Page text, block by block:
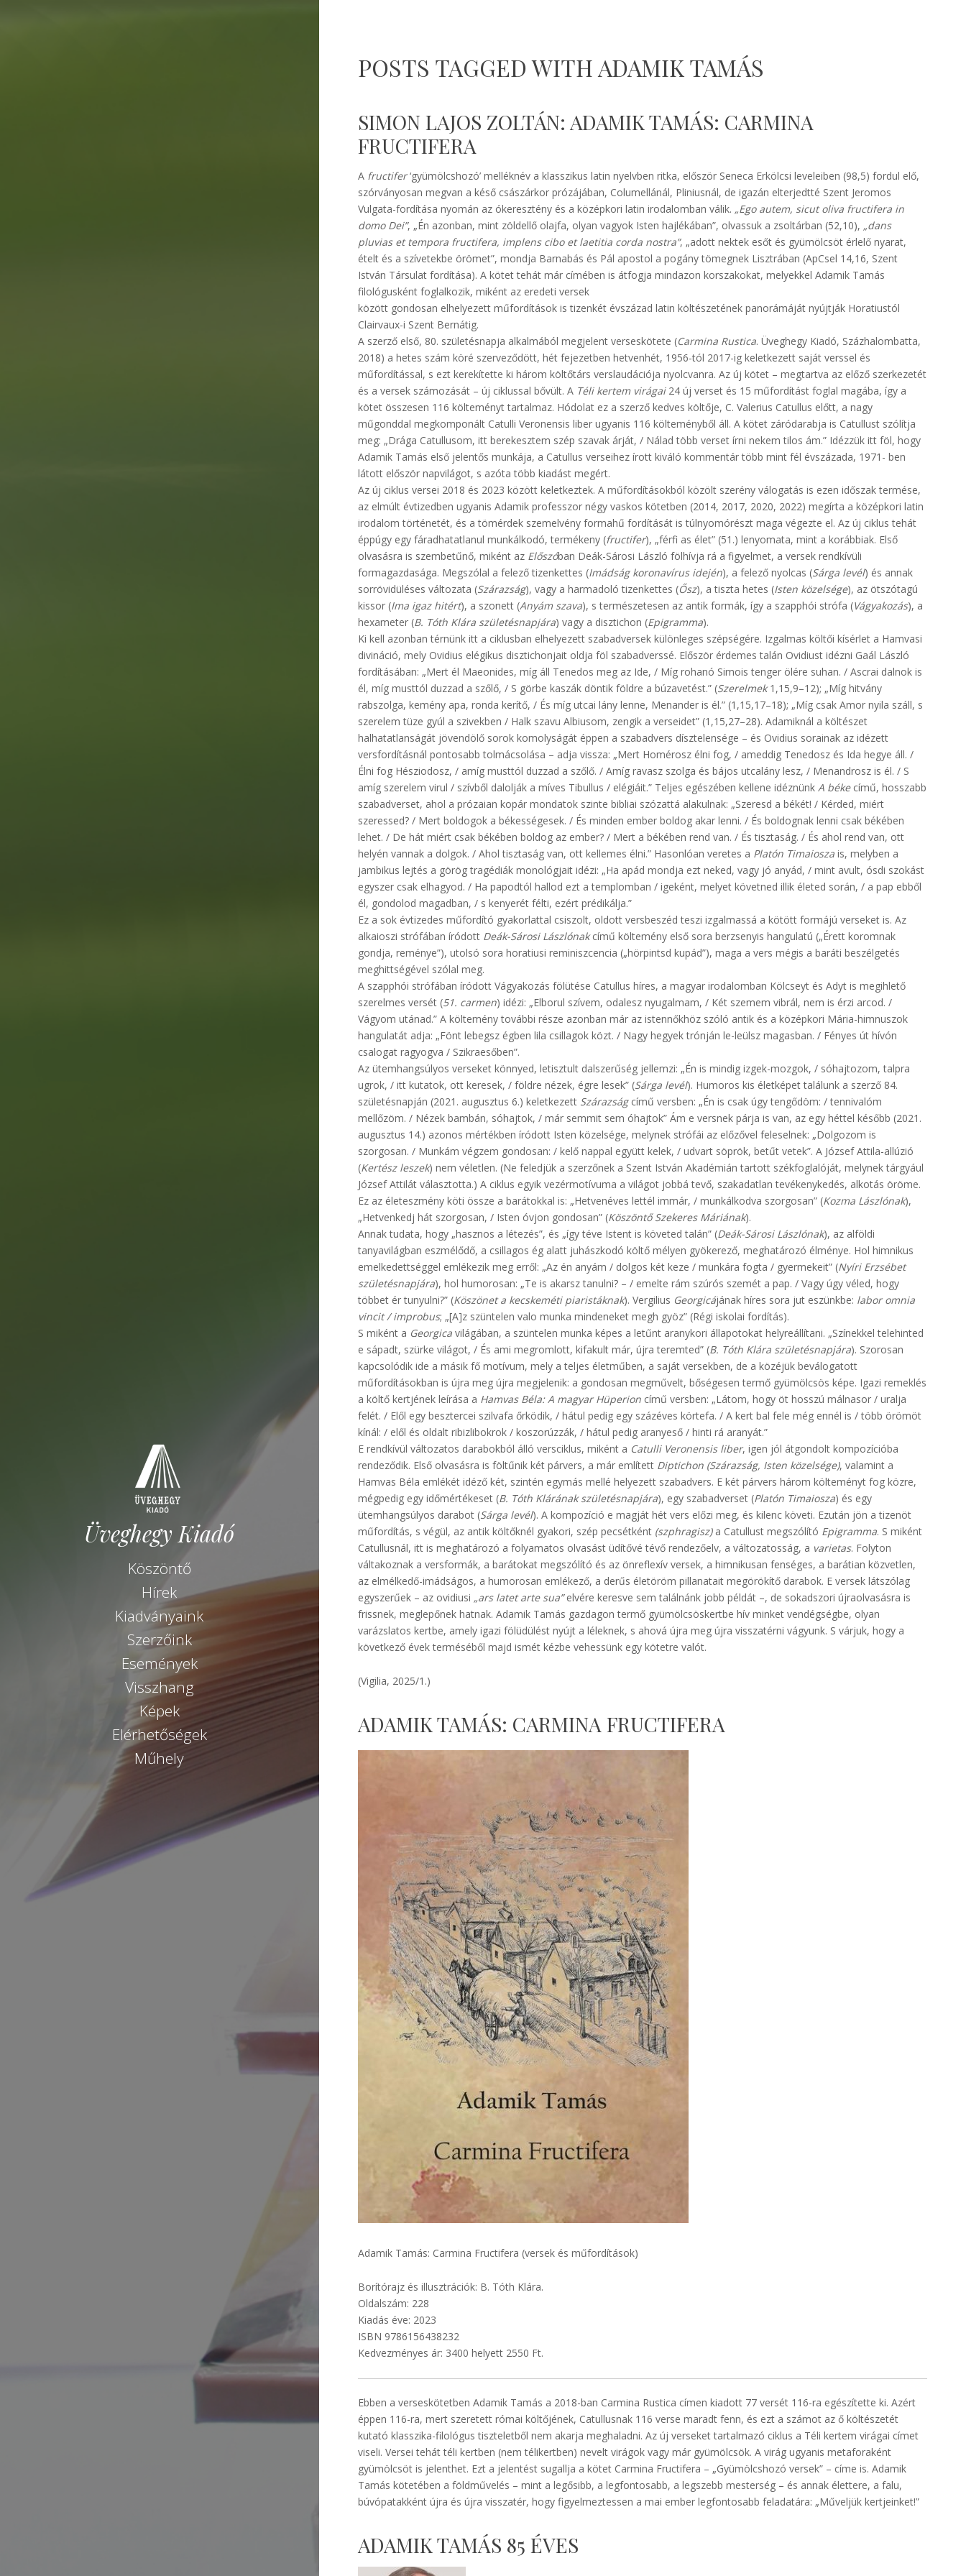
Üveghegy Kiadó
Köszöntő
Hírek
Kiadványaink
Szerzőink
Események
Visszhang
Képek
Elérhetőségek
Műhely
POSTS TAGGED WITH ADAMIK TAMÁS
SIMON LAJOS ZOLTÁN: ADAMIK TAMÁS: CARMINA
FRUCTIFERA
A fructifer‘gyümölcshozó’ melléknév a klasszikus latin nyelvben ritka, először Seneca Erkölcsi leveleiben (98,5) fordul elő,
szórványosan megvan a késő császárkor prózájában, Columellánál, Pliniusnál, de igazán elterjedtté Szent Jeromos
Vulgata-fordítása nyomán az ókeresztény és a középkori latin irodalomban válik. „Ego autem, sicut oliva fructifera in
domo Dei”, „Én azonban, mint zöldellő olajfa, olyan vagyok Isten hajlékában”, olvassuk a zsoltárban (52,10), „dans
pluvias et tempora fructifera, implens cibo et laetitia corda nostra”, „adott nektek esőt és gyümölcsöt érlelő nyarat,
ételt és a szívetekbe örömet”, mondja Barnabás és Pál apostol a pogány tömegnek Lisztrában (ApCsel 14,16, Szent
István Társulat fordítása). A kötet tehát már címében is átfogja mindazon korszakokat, melyekkel Adamik Tamás
filológusként foglalkozik, miként az eredeti versek
között gondosan elhelyezett műfordítások is tizenkét évszázad latin költészetének panorámáját nyújtják Horatiustól
Clairvaux-i Szent Bernátig.
A szerző első, 80. születésnapja alkalmából megjelent verseskötete (Carmina Rustica. Üveghegy Kiadó, Százhalombatta,
2018) a hetes szám köré szerveződött, hét fejezetben hetvenhét, 1956-tól 2017-ig keletkezett saját verssel és
műfordítással, s ezt kerekítette ki három költőtárs verslaudációja nyolcvanra. Az új kötet – megtartva az előző szerkezetét
és a versek számozását – új ciklussal bővült. A Téli kertem virágai24 új verset és 15 műfordítást foglal magába, így a
kötet összesen 116 költeményt tartalmaz. Hódolat ez a szerző kedves költője, C. Valerius Catullus előtt, a nagy
műgonddal megkomponált Catulli Veronensis liber ugyanis 116 költeményből áll. A kötet záródarabja is Catullust szólítja
meg: „Drága Catullusom, itt berekesztem szép szavak árját, / Nálad több verset írni nekem tilos ám.” Idézzük itt föl, hogy
Adamik Tamás első jelentős munkája, a Catullus verseihez írott kiváló kommentár több mint fél évszázada, 1971- ben
látott először napvilágot, s azóta több kiadást megért.
Az új ciklus versei 2018 és 2023 között keletkeztek. A műfordításokból közölt szerény válogatás is ezen időszak termése,
az elmúlt évtizedben ugyanis Adamik professzor négy vaskos kötetben (2014, 2017, 2020, 2022) megírta a középkori latin
irodalom történetét, és a tömérdek szemelvény formahű fordítását is túlnyomórészt maga végezte el. Az új ciklus tehát
éppúgy egy fáradhatatlanul munkálkodó, termékeny (fructifer), „férfi as élet” (51.) lenyomata, mint a korábbiak. Első
olvasásra is szembetűnő, miként az Előszóban Deák-Sárosi László fölhívja rá a figyelmet, a versek rendkívüli
formagazdasága. Megszólal a felező tizenkettes (Imádság koronavírus idején), a felező nyolcas (Sárga levél) és annak
sorrövidüléses változata (Szárazság), vagy a harmadoló tizenkettes (Ősz), a tiszta hetes (Isten közelsége), az ötszótagú
kissor (Ima igaz hitért), a szonett (Anyám szava), s természetesen az antik formák, így a szapphói strófa (Vágyakozás), a
hexameter (B. Tóth Klára születésnapjára) vagy a disztichon (Epigramma).
Ki kell azonban térnünk itt a ciklusban elhelyezett szabadversek különleges szépségére. Izgalmas költői kísérlet a Hamvasi
divináció, mely Ovidius elégikus disztichonjait oldja föl szabadverssé. Először érdemes talán Ovidiust idézni Gaál László
fordításában: „Mert él Maeonides, míg áll Tenedos meg az Ide, / Míg rohanó Simois tenger ölére suhan. / Ascrai dalnok is
él, míg musttól duzzad a szőlő, / S görbe kaszák döntik földre a búzavetést.” (Szerelmek1,15,9–12); „Míg hitvány
rabszolga, kemény apa, ronda kerítő, / És míg utcai lány lenne, Menander is él.” (1,15,17–18); „Míg csak Amor nyila száll, s
szerelem tüze gyúl a szivekben / Halk szavu Albiusom, zengik a verseidet” (1,15,27–28). Adamiknál a költészet
halhatatlanságát jövendölő sorok komolyságát éppen a szabadvers dísztelensége – és Ovidius sorainak az idézett
versfordításnál pontosabb tolmácsolása – adja vissza: „Mert Homérosz élni fog, / ameddig Tenedosz és Ida hegye áll. /
Élni fog Hésziodosz, / amíg musttól duzzad a szőlő. / Amíg ravasz szolga és bájos utcalány lesz, / Menandrosz is él. / S
amíg szerelem virul / szívből dalolják a míves Tibullus / elégiáit.” Teljes egészében kellene idéznünk A béke című, hosszabb
szabadverset, ahol a prózaian kopár mondatok szinte bibliai szózattá alakulnak: „Szeresd a békét! / Kérded, miért
szeressed? / Mert boldogok a békességesek. / És minden ember boldog akar lenni. / És boldognak lenni csak békében
lehet. / De hát miért csak békében boldog az ember? / Mert a békében rend van. / És tisztaság. / És ahol rend van, ott
helyén vannak a dolgok. / Ahol tisztaság van, ott kellemes élni.” Hasonlóan veretes a Platón Timaioszais, melyben a
jambikus lejtés a görög tragédiák monológjait idézi: „Ha apád mondja ezt neked, vagy jó anyád, / mint avult, ósdi szokást
egyszer csak elhagyod. / Ha papodtól hallod ezt a templomban / igeként, melyet követned illik életed során, / a pap ebből
él, gondolod magadban, / s kenyerét félti, ezért prédikálja.”
Ez a sok évtizedes műfordító gyakorlattal csiszolt, oldott versbeszéd teszi izgalmassá a kötött formájú verseket is. Az
alkaioszi strófában íródott Deák-Sárosi Lászlónakcímű költemény első sora berzsenyis hangulatú („Érett koromnak
gondja, reménye”), utolsó sora horatiusi reminiszcencia („hörpintsd kupád”), maga a vers mégis a baráti beszélgetés
meghittségével szólal meg.
A szapphói strófában íródott Vágyakozás fölütése Catullus híres, a magyar irodalomban Kölcseyt és Adyt is megihlető
szerelmes versét (51. carmen) idézi: „Elborul szívem, odalesz nyugalmam, / Két szemem vibrál, nem is érzi arcod. /
Vágyom utánad.” A költemény további része azonban már az istennőkhöz szóló antik és a középkori Mária-himnuszok
hangulatát adja: „Fönt lebegsz égben lila csillagok közt. / Nagy hegyek trónján le-leülsz magasban. / Fényes út hívón
csalogat ragyogva / Szikraesőben”.
Az ütemhangsúlyos verseket könnyed, letisztult dalszerűség jellemzi: „Én is mindig izgek-mozgok, / sóhajtozom, talpra
ugrok, / itt kutatok, ott keresek, / földre nézek, égre lesek” (Sárga levél). Humoros kis életképet találunk a szerző 84.
születésnapján (2021. augusztus 6.) keletkezett Szárazság című versben: „Én is csak úgy tengődöm: / tennivalóm
mellőzöm. / Nézek bambán, sóhajtok, / már semmit sem óhajtok” Ám e versnek párja is van, az egy héttel később (2021.
augusztus 14.) azonos mértékben íródott Isten közelsége, melynek strófái az előzővel feleselnek: „Dolgozom is
szorgosan. / Munkám végzem gondosan: / kelő nappal együtt kelek, / udvart söprök, betűt vetek”. A József Attila-allúzió
(Kertész leszek) nem véletlen. (Ne feledjük a szerzőnek a Szent István Akadémián tartott székfoglalóját, melynek tárgyául
József Attilát választotta.) A ciklus egyik vezérmotívuma a világot jobbá tevő, szakadatlan tevékenykedés, alkotás öröme.
Ez az életeszmény köti össze a barátokkal is: „Hetvenéves lettél immár, / munkálkodva szorgosan” (Kozma Lászlónak),
„Hetvenkedj hát szorgosan, / Isten óvjon gondosan” (Köszöntő Szekeres Máriának).
Annak tudata, hogy „hasznos a létezés”, és „így téve Istent is követed talán” (Deák-Sárosi Lászlónak), az alföldi
tanyavilágban eszmélődő, a csillagos ég alatt juhászkodó költő mélyen gyökerező, meghatározó élménye. Hol himnikus
emelkedettséggel emlékezik meg erről: „Az én anyám / dolgos két keze / munkára fogta / gyermekeit” (Nyíri Erzsébet
születésnapjára), hol humorosan: „Te is akarsz tanulni? – / emelte rám szúrós szemét a pap. / Vagy úgy véled, hogy
többet ér tunyulni?” (Köszönet a kecskeméti piaristáknak). Vergilius Georgicájának híres sora jut eszünkbe: labor omnia
vincit / improbus; „[A]z szüntelen valo munka mindeneket megh gyöz” (Régi iskolai fordítás).
S miként a Georgica világában, a szüntelen munka képes a letűnt aranykori állapotokat helyreállítani. „Színekkel telehinted
e sápadt, szürke világot, / És ami megromlott, kifakult már, újra teremted” (B. Tóth Klára születésnapjára). Szorosan
kapcsolódik ide a másik fő motívum, mely a teljes életműben, a saját versekben, de a közéjük beválogatott
műfordításokban is újra meg újra megjelenik: a gondosan megművelt, bőségesen termő gyümölcsös képe. Igazi remeklés
a költő kertjének leírása a Hamvas Béla: A magyar Hüperioncímű versben: „Látom, hogy öt hosszú málnasor / uralja
felét. / Elől egy besztercei szilvafa őrködik, / hátul pedig egy százéves körtefa. / A kert bal fele még ennél is / több örömöt
kínál: / elől és oldalt ribizlibokrok / koszorúzzák, / hátul pedig aranyeső / hinti rá aranyát.”
E rendkívül változatos darabokból álló versciklus, miként a Catulli Veronensis liber, igen jól átgondolt kompozícióba
rendeződik. Első olvasásra is föltűnik két párvers, a már említett Diptichon (Szárazság, Isten közelsége), valamint a
Hamvas Béla emlékét idéző két, szintén egymás mellé helyezett szabadvers. E két párvers három költeményt fog közre,
mégpedig egy időmértékeset (B. Tóth Klárának születésnapjára), egy szabadverset (Platón Timaiosza) és egy
ütemhangsúlyos darabot (Sárga levél). A kompozíció e magját hét vers előzi meg, és kilenc követi. Ezután jön a tizenöt
műfordítás, s végül, az antik költőknél gyakori, szép pecsétként (szphragisz)a Catullust megszólító Epigramma. S miként
Catullusnál, itt is meghatározó a folyamatos olvasást üdítővé tévő rendezőelv, a változatosság, a varietas. Folyton
váltakoznak a versformák, a barátokat megszólító és az önreflexív versek, a himnikusan fenséges, a barátian közvetlen,
az elmélkedő-imádságos, a humorosan emlékező, a derűs életöröm pillanatait megörökítő darabok. E versek látszólag
egyszerűek – az ovidiusi „ars latet arte sua”elvére keresve sem találnánk jobb példát –, de sokadszori újraolvasásra is
frissnek, meglepőnek hatnak. Adamik Tamás gazdagon termő gyümölcsöskertbe hív minket vendégségbe, olyan
varázslatos kertbe, amely igazi fölüdülést nyújt a léleknek, s ahová újra meg újra visszatérni vágyunk. S várjuk, hogy a
következő évek terméséből majd ismét kézbe vehessünk egy kötetre valót.
(Vigilia, 2025/1.)
ADAMIK TAMÁS: CARMINA FRUCTIFERA
Adamik Tamás: Carmina Fructifera (versek és műfordítások)
Borítórajz és illusztrációk: B. Tóth Klára.
Oldalszám: 228
Kiadás éve: 2023
ISBN 9786156438232
Kedvezményes ár: 3400 helyett 2550 Ft.
Ebben a verseskötetben Adamik Tamás a 2018-ban Carmina Rustica címen kiadott 77 versét 116-ra egészítette ki. Azért
éppen 116-ra, mert szeretett római költőjének, Catullusnak 116 verse maradt fenn, és ezt a számot az ő költészetét
kutató klasszika-filológus tiszteletből nem akarja meghaladni. Az új verseket tartalmazó ciklus a Téli kertem virágai címet
viseli. Versei tehát téli kertben (nem télikertben) nevelt virágok vagy már gyümölcsök. A virág ugyanis metaforaként
gyümölcsöt is jelenthet. Ezt a jelentést sugallja a kötet Carmina Fructifera – „Gyümölcshozó versek” – címe is. Adamik
Tamás kötetében a földművelés – mint a legősibb, a legfontosabb, a legszebb mesterség – és annak élettere, a falu,
búvópatakként újra és újra visszatér, hogy figyelmeztessen a mai ember legfontosabb feladatára: „Műveljük kertjeinket!”
ADAMIK TAMÁS 85 ÉVES